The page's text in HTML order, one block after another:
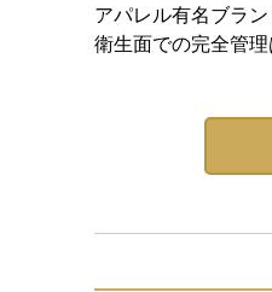
アパレル有名ブラ
衛生面での完全管